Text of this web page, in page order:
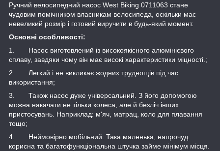
Ручний велосипедний насос West Biking 0711063 стане
чудовим помічником власникам велосипеда, оскільки має
невеликий розмір і готовий виручити в будь-який момент.
Основні особливості:
1. Насос виготовлений із високоякісного алюмінієвого
сплаву, завдяки чому він має високі характеристики міцності.;
2. Легкий і не викликає жодних труднощів під час
використання;
3. Також насос дуже універсальний. З його допомогою
можна накачати не тільки колеса, але й безліч інших
пристосувань. Наприклад: м'яч, матрац, коло для плавання
тощо;
4. Неймовірно мобільний. Така маленька, напрочуд
корисна та багатофункціональна штучка займе мінімум місця.